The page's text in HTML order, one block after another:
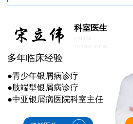
科室医生
多年临床经验
●青少年银屑病诊疗
●肢端型银屑病诊疗
●中亚银屑病医院科室主任